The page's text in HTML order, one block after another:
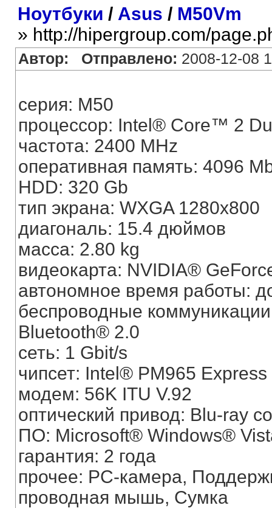
Ноутбуки / Asus / M50Vm
» http://hipergroup.com/
Автор: Отправлено: 2008-12-08
серия: M50
процессор: Intel® Core™ 2
частота: 2400 MHz
оперативная память: 4096
HDD: 320 Gb
тип экрана: WXGA 1280х800
диагональ: 15.4 дюймов
масса: 2.80 kg
видеокарта: NVIDIA®
автономное время работы:
беспроводные
Bluetooth® 2.0
сеть: 1 Gbit/s
чипсет: Intel® PM965 Express
модем: 56K ITU V.92
оптический привод: Blu-ray
ПО: Microsoft® Windows®
гарантия: 2 года
прочее: PC-камера,
проводная мышь, Сумка